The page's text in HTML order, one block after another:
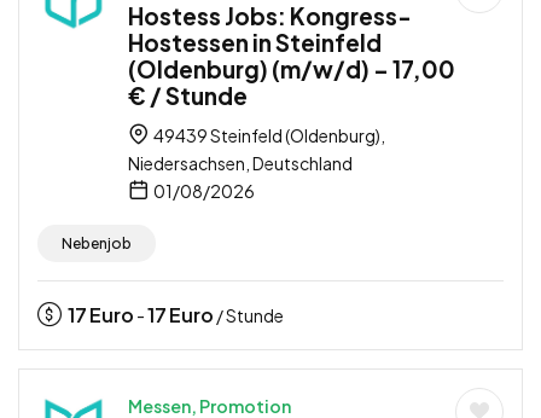
Hostess Jobs: Kongress-
Hostessen in Steinfeld
(Oldenburg) (m/w/d) – 17,00
€ / Stunde
49439 Steinfeld (Oldenburg),
Niedersachsen, Deutschland
01/08/2026
Nebenjob
17Euro -17Euro / Stunde
Messen, Promotion